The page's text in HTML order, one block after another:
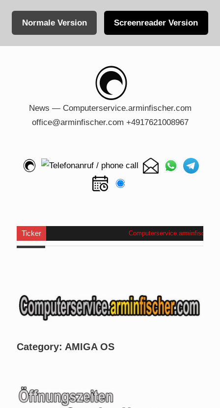
Normale Version Screenreader Version
News — Computerservice.arminfischer.com
office@arminfischer.com +4917621008967
Ticker
Category: AMIGA OS